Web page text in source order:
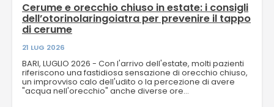
Cerume e orecchio chiuso in estate: i consigli
dell’otorinolaringoiatra per prevenire il tappo
di cerume
21 LUG 2026
BARI, LUGLIO 2026 - Con l'arrivo dell'estate, molti pazienti
riferiscono una fastidiosa sensazione di orecchio chiuso,
un improvviso calo dell'udito o la percezione di avere
"acqua nell'orecchio" anche diverse ore...